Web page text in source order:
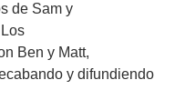
de Sam y
Ben y Matt,
y difundiendo